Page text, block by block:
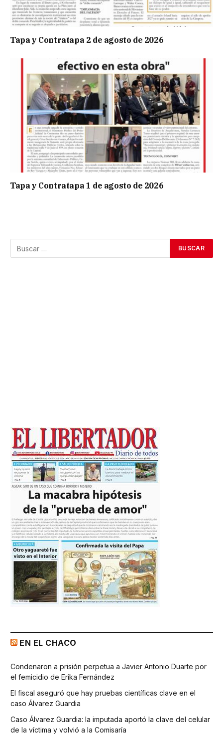
Tapa y Contratapa 2 de agosto de 2026
Tapa y Contratapa 1 de agosto de 2026
EN EL CHACO
Condenaron a prisión perpetua a Javier Antonio Duarte por
el femicidio de Erika Fernández
El fiscal aseguró que hay pruebas científicas clave en el
caso Álvarez Guardia
Caso Álvarez Guardia: la imputada aportó la clave del celular
de la víctima y volvió a la Comisaría